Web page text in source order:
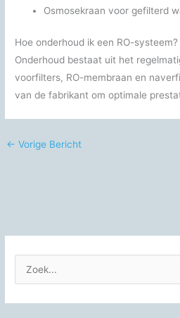
Osmosekraan voor gefilterd
Hoe onderhoud ik een RO-systeem?
Onderhoud bestaat uit het
voorfilters, RO-membraan en
van de fabrikant om optimale
← Vorige Bericht
o
e